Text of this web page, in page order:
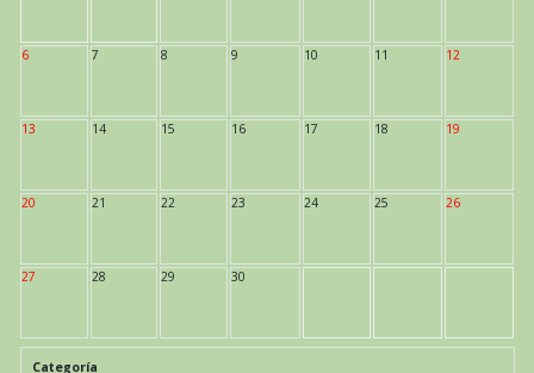
6 7 8 9 10 11 12
13 14 15 16 17 18 19
20 21 22 23 24 25 26
27 28 29 30
Categoría